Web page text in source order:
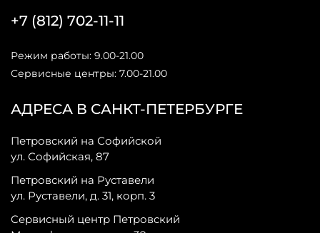
АДРЕСА В САНКТ-ПЕТЕРБУРГЕ
Петровский на Софийской
ул. Софийская, 87
Петровский на Руставели
ул. Руставели, д. 31, корп. 3
Сервисный центр Петровский
+7 (812) 702-11-11
Режим работы: 9.00-21.00
Сервисные центры: 7.00-21.00